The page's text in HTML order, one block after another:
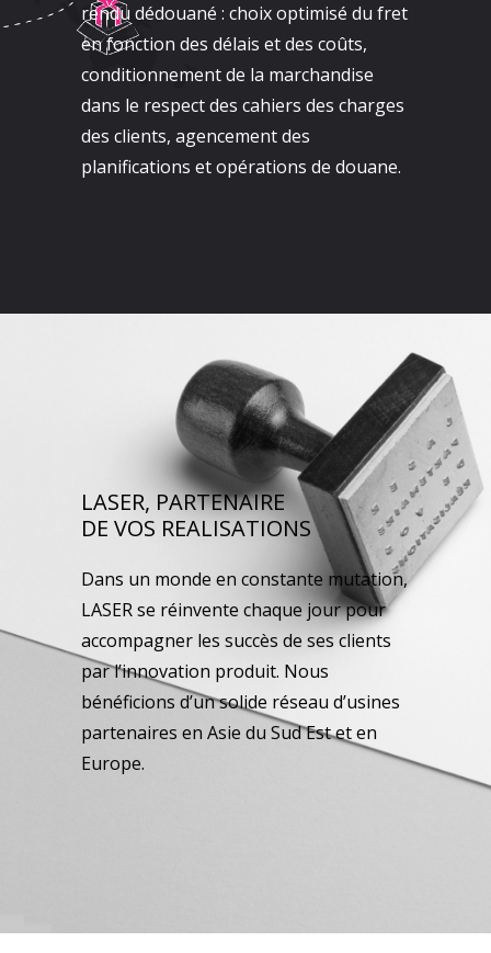
rendu dédouané : choix optimisé du fret
en fonction des délais et des coûts,
conditionnement de la marchandise
dans le respect des cahiers des charges
des clients, agencement des
planifications et opérations de douane.
LASER, PARTENAIRE
DE VOS REALISATIONS
Dans un monde en constante mutation,
LASER se réinvente chaque jour pour
accompagner les succès de ses clients
par l’innovation produit. Nous
bénéficions d’un solide réseau d’usines
partenaires en Asie du Sud Est et en
Europe.